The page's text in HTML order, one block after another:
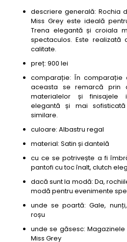
descriere generală: Rochia
Miss Grey este ideală
Trena elegantă și croiala
spectaculos. Este
calitate.
preț: 900 lei
comparație: În comparație
aceasta se remarcă prin
materialelor și finisajele
elegantă și mai
similare.
culoare: Albastru regal
material: Satin și dantelă
cu ce se potrivește a fi
pantofi cu toc înalt, clutch
dacă sunt la modă: Da,
modă pentru evenimente
unde se poartă: Gale,
roșu
unde se găsesc:
Miss Grey